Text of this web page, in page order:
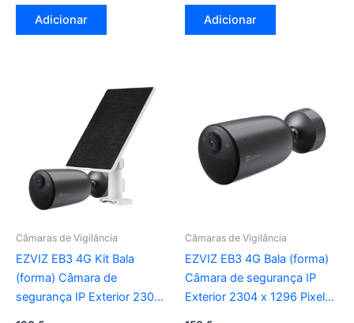
Adicionar Adicionar
Câmaras de Vigilância
EZVIZ EB3 4G Kit Bala
(forma) Câmara de
segurança IP Exterior 2304
Câmaras de Vigilância
EZVIZ EB3 4G Bala (forma)
Câmara de segurança IP
Exterior 2304 x 1296 Pixeles